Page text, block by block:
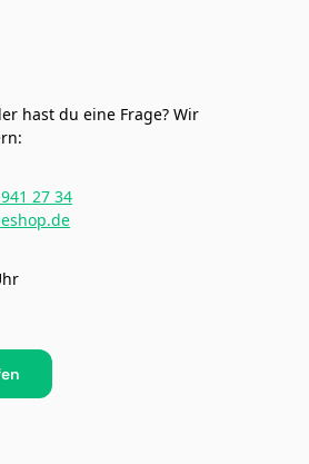
hast du eine Frage? Wir
27 34